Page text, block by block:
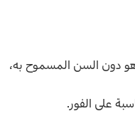
دون السن المسموح به،
على الفور.